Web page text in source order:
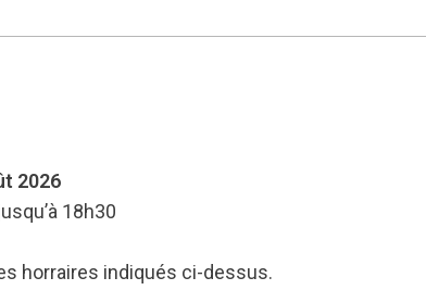
2026
18h30
horraires indiqués ci-dessus.